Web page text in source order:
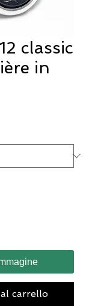
classic
in
carrello